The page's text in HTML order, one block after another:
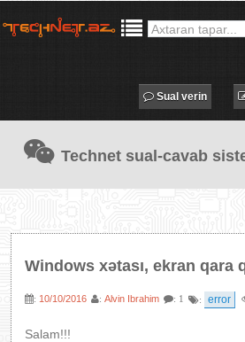
Sual verin
Technet sual-cavab
Windows xətası, ekran qara
: 10/10/2016 : Alvin Ibrahim : 1 : error
Salam!!!